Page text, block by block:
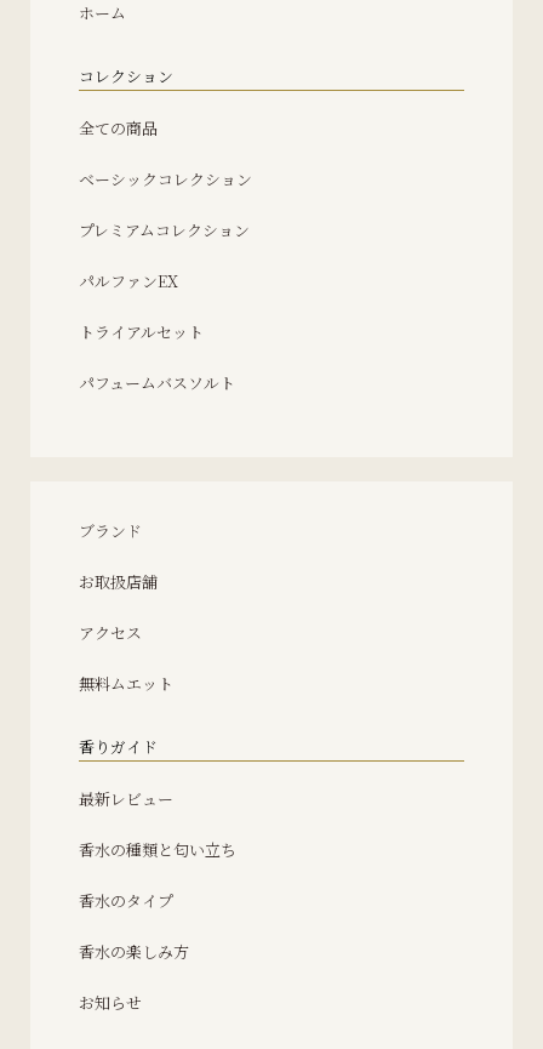
ホーム
コレクション
全ての商品
ベーシックコレクション
プレミアムコレクション
パルファンEX
トライアルセット
パフュームバスソルト
ブランド
お取扱店舗
アクセス
無料ムエット
香りガイド
最新レビュー
香水の種類と匂い立ち
香水のタイプ
香水の楽しみ方
お知らせ